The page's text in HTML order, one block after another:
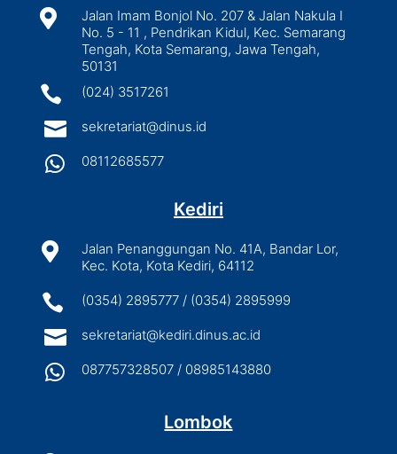

Jalan Imam Bonjol No. 207 & Jalan Nakula I
No. 5 - 11 , Pendrikan Kidul, Kec. Semarang
Tengah, Kota Semarang, Jawa Tengah,
50131
 (024) 3517261
 sekretariat@dinus.id
 08112685577
Kediri

Jalan Penanggungan No. 41A, Bandar Lor,
Kec. Kota, Kota Kediri, 64112
 (0354) 2895777 / (0354) 2895999
 sekretariat@kediri.dinus.ac.id
 087757328507 / 08985143880
Lombok